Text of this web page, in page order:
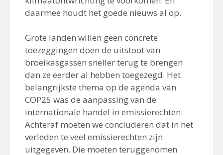
daarmee houdt het goede nieuws al op.
Grote landen willen geen concrete
toezeggingen doen de uitstoot van
broeikasgassen sneller terug te brengen
dan ze eerder al hebben toegezegd. Het
belangrijkste thema op de agenda van
COP25 was de aanpassing van de
internationale handel in emissierechten.
Achteraf moeten we concluderen dat in het
verleden te veel emissierechten zijn
uitgegeven. Die moeten teruggenomen